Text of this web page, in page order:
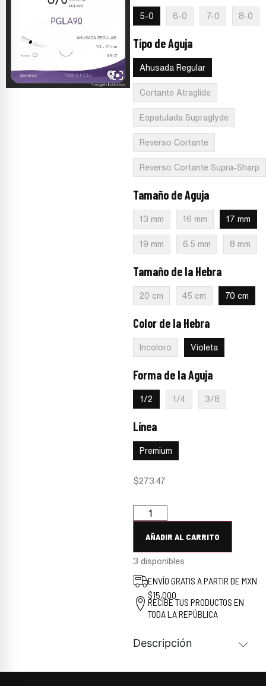
5-0 6-0 7-0 8-0
Tipo de Aguja
Ahusada Regular
Cortante Atraglide
Espatulada Supraglyde
Reverso Cortante
Reverso Cortante Supra-Sharp
Tamaño de Aguja
13 mm 16 mm 17 mm
19 mm 6.5 mm 8 mm
Tamaño de la Hebra
20 cm 45 cm 70 cm
Color de la Hebra
Incoloro Violeta
Forma de la Aguja
1/2 1/4 3/8
Línea
Premium
$273.47
AÑADIR AL CARRITO
3 disponibles
ENVÍO GRATIS A PARTIR DE MXN
$15,000
RECIBE TUS PRODUCTOS EN
TODA LA REPÚBLICA
Descripción